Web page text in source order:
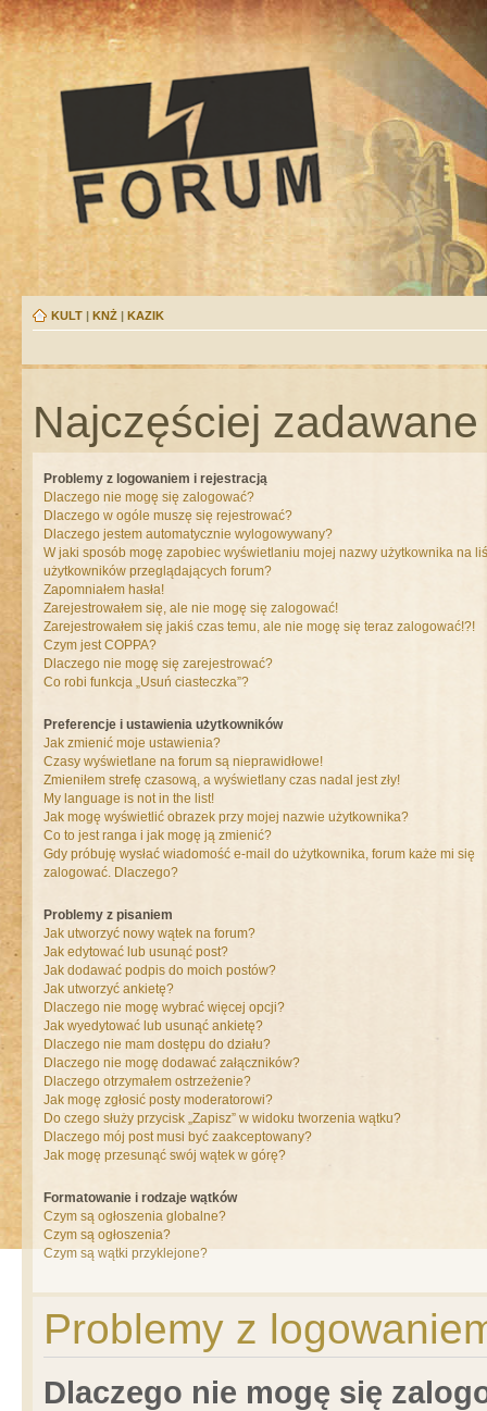
KULT | KNŻ | KAZIK
Najczęściej
Problemy z logowaniem i rejestracją
Dlaczego nie mogę się zalogować?
Dlaczego w ogóle muszę się rejestrować?
Dlaczego jestem automatycznie wylogowywany?
W jaki sposób mogę zapobiec wyświetlaniu mojej nazwy użytkownika na
użytkowników przeglądających forum?
Zapomniałem hasła!
Zarejestrowałem się, ale nie mogę się zalogować!
Zarejestrowałem się jakiś czas temu, ale nie mogę się teraz zalogować!?!
Czym jest COPPA?
Dlaczego nie mogę się zarejestrować?
Co robi funkcja „Usuń ciasteczka”?
Preferencje i ustawienia użytkowników
Jak zmienić moje ustawienia?
Czasy wyświetlane na forum są nieprawidłowe!
Zmieniłem strefę czasową, a wyświetlany czas nadal jest zły!
My language is not in the list!
Jak mogę wyświetlić obrazek przy mojej nazwie użytkownika?
Co to jest ranga i jak mogę ją zmienić?
Gdy próbuję wysłać wiadomość e-mail do użytkownika, forum każe mi się
zalogować. Dlaczego?
Problemy z pisaniem
Jak utworzyć nowy wątek na forum?
Jak edytować lub usunąć post?
Jak dodawać podpis do moich postów?
Jak utworzyć ankietę?
Dlaczego nie mogę wybrać więcej opcji?
Jak wyedytować lub usunąć ankietę?
Dlaczego nie mam dostępu do działu?
Dlaczego nie mogę dodawać załączników?
Dlaczego otrzymałem ostrzeżenie?
Jak mogę zgłosić posty moderatorowi?
Do czego służy przycisk „Zapisz” w widoku tworzenia wątku?
Dlaczego mój post musi być zaakceptowany?
Jak mogę przesunąć swój wątek w górę?
Formatowanie i rodzaje wątków
Czym są ogłoszenia globalne?
Czym są ogłoszenia?
Czym są wątki przyklejone?
Problemy z
Dlaczego nie mogę się